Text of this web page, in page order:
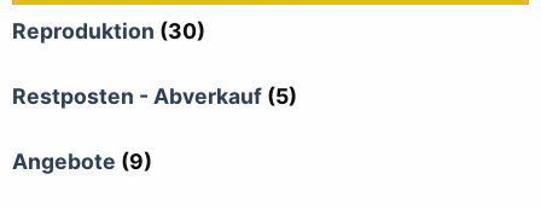
Reproduktion (30)
Restposten - Abverkauf (5)
Angebote (9)